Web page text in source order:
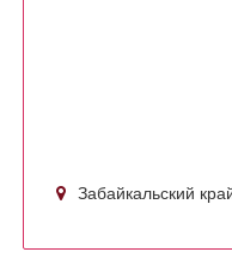
Забайкальский